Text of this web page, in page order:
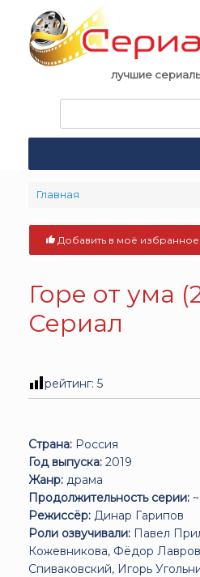
content
лучшие
поиска:
Главная
Добавить в моё избранное
Горе от ума
Сериал
рейтинг: 5
Страна: Россия
Год выпуска: 2019
Жанр: драма
Продолжительность серии:
Режиссёр: Динар Гарипов
Роли озвучивали: Павел
Кожевникова, Фёдор
Спиваковский, Игорь